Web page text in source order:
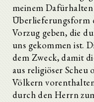
meinem
Überlieferungsform
Vorzug geben, die
uns gekommen ist.
dem Zweck, damit
aus religiöser Scheu
Völkern
durch den Herrn